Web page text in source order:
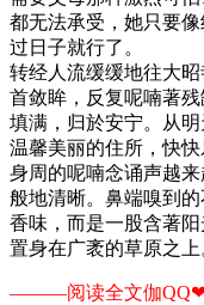
都无法承受，她只要
过日子就行了。
转经人流缓缓地往大
首敛眸，反复呢喃著
填满，归於安宁。从
温馨美丽的住所，快快
身周的呢喃念诵声越
般地清晰。鼻端嗅到
香味，而是一股含著
置身在广袤的草原之上
———阅读全文伽QQ❤